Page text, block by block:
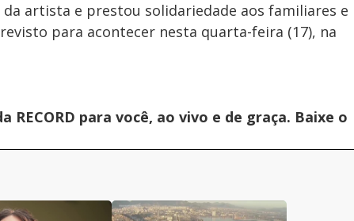
da artista e prestou solidariedade aos familiares e
para acontecer nesta quarta-feira (17), na
RECORD para você, ao vivo e de graça. Baixe o